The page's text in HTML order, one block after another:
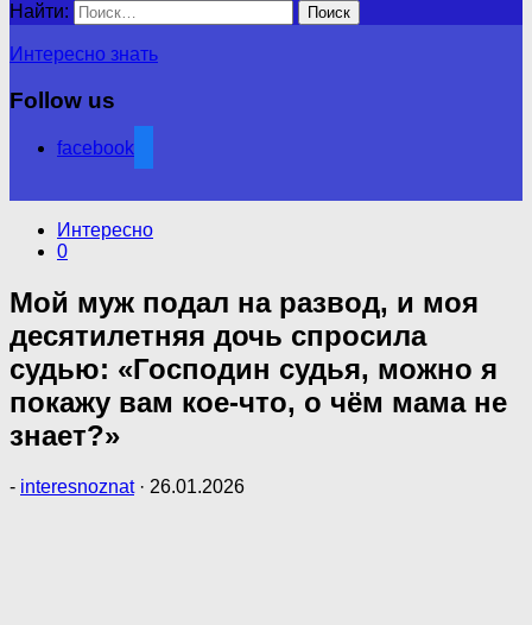
Найти:
Интересно знать
Follow us
facebook
Интересно
0
Мой муж подал на развод, и моя
десятилетняя дочь спросила
судью: «Господин судья, можно я
покажу вам кое-что, о чём мама не
знает?»
- interesnoznat · 26.01.2026